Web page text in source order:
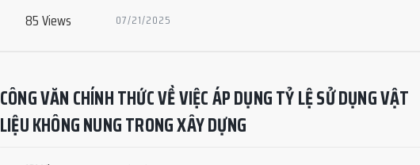
85 Views 07/21/2025
CÔNG VĂN CHÍNH THỨC VỀ VIỆC ÁP DỤNG TỶ LỆ SỬ DỤNG VẬT
LIỆU KHÔNG NUNG TRONG XÂY DỰNG